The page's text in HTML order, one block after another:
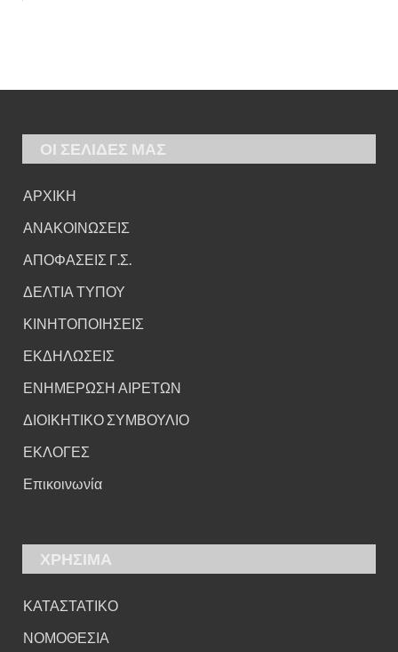
ΟΙ ΣΕΛΙΔΕΣ ΜΑΣ
ΑΡΧΙΚΗ
ΑΝΑΚΟΙΝΩΣΕΙΣ
ΑΠΟΦΑΣΕΙΣ Γ.Σ.
ΔΕΛΤΙΑ ΤΥΠΟΥ
ΚΙΝΗΤΟΠΟΙΗΣΕΙΣ
ΕΚΔΗΛΩΣΕΙΣ
ΕΝΗΜΕΡΩΣΗ ΑΙΡΕΤΩΝ
ΔΙΟΙΚΗΤΙΚΟ ΣΥΜΒΟΥΛΙΟ
ΕΚΛΟΓΕΣ
Επικοινωνία
ΧΡΗΣΙΜΑ
ΚΑΤΑΣΤΑΤΙΚΟ
ΝΟΜΟΘΕΣΙΑ